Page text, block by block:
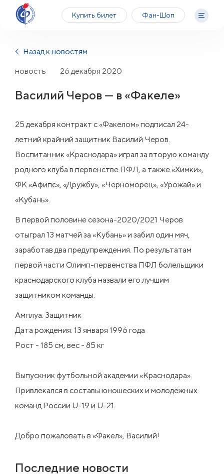
Купить билет Фан-Шоп
Назад к новостям
новость 26 декабря 2020
Василий Черов — в «Факеле»
25 декабря контракт с «Факелом» подписал 24-
летний крайний защитник Василий Черов.
Воспитанник «Краснодара» играл за вторую команду
родного клуба в первенстве ПФЛ, а также «Химки»,
ФК «Афипс», «Дружбу», «Черноморец», «Урожай» и
«Кубань».
В первой половине сезона-2020/2021 Черов
отыграл 13 матчей за «Кубань» и забил один мяч,
заработав два предупреждения. По результатам
первой части Олимп-первенства ПФЛ болельщики
краснодарского клуба назвали его лучшим
защитником команды.
Амплуа: Защитник
Дата рождения: 13 января 1996 года
Рост - 185 см, вес - 85 кг
Выпускник футбольной академии «Краснодара».
Привлекался в составы юношеских и молодёжных
команд России U-19 и U-21.
Добро пожаловать в «Факел», Василий!
Последние новости